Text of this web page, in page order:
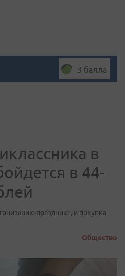
3 балла
в
в 44-
праздника, и покупка
Общество